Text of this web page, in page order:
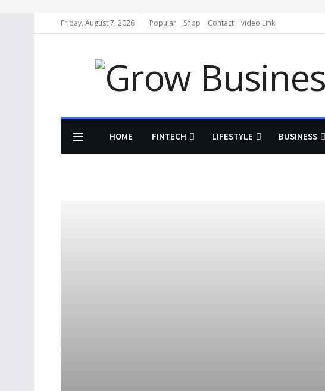
Friday, August 7, 2026 Popular Shop Contact video Link
HOME FINTECH LIFESTYLE BUSINESS